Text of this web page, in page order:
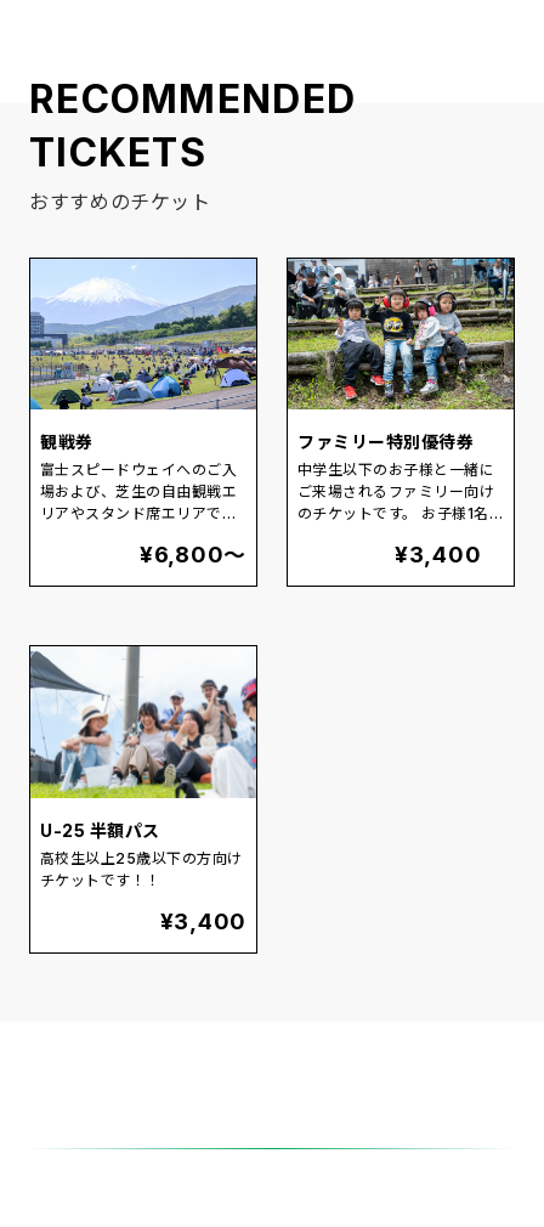
RECOMMENDED
TICKETS
おすすめのチケット
観戦券
富士スピードウェイへのご入
場および、芝生の自由観戦エ
リアやスタンド席エリアでご
す。 お気に入りの観戦ポイン
¥6,800〜
ファミリー特別優待券
中学生以下のお子様と一緒に
ご来場されるファミリー向け
のチケットです。 お子様1名
ただけます！！¥3,400
U-25 半額パス
高校生以上25歳以下の方向け
チケットです！！
¥3,400